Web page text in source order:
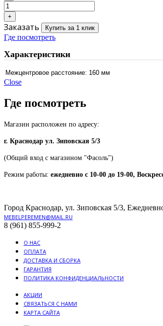
Заказать Купить за 1 клик
Где посмотреть
Характеристики
Межцентровое расстояние: 160 мм
Close
Где посмотреть
Магазин расположен по адресу:
г. Краснодар ул. Зиповская 5/3
(Общий вход с магазином "Фасоль")
Режим работы: ежедневно с 10-00 до 19-00,
Город Краснодар, ул. Зиповская 5/3,
MEBELPEREMEN@MAIL.RU
8 (961) 855-999-2
О НАС
ОПЛАТА
ДОСТАВКА И СБОРКА
ГАРАНТИЯ
ПОЛИТИКА КОНФИДЕНЦИАЛЬНОСТИ
АКЦИИ
СВЯЗАТЬСЯ С НАМИ
КАРТА САЙТА